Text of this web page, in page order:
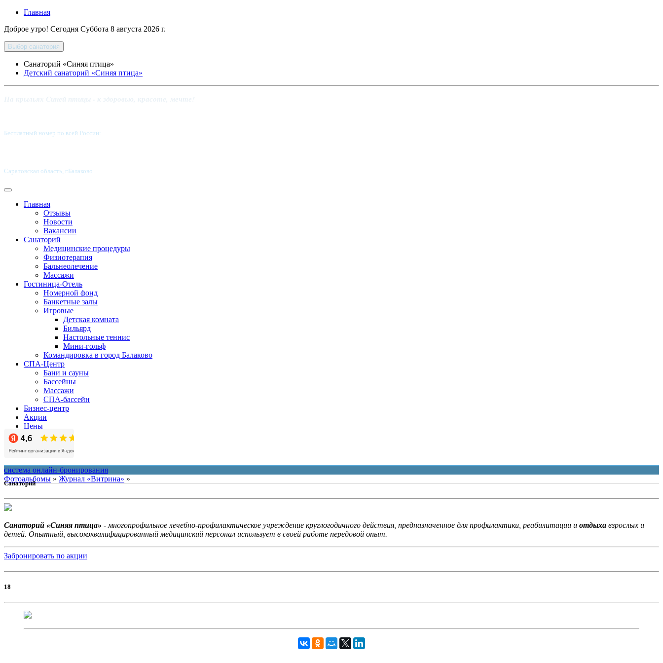
Главная
Доброе утро! Сегодня Суббота 8 августа 2026 г.
Выбор санатория
Санаторий «Синяя птица»
Детский санаторий «Синяя птица»
Бесплатный номер по всей России:
Саратовская область, г.Балаково
Главная
Отзывы
Новости
Вакансии
Санаторий
Медицинские процедуры
Физиотерапия
Бальнеолечение
Массажи
Гостиница-Отель
Номерной фонд
Банкетные залы
Игровые
Детская комната
Бильярд
Настольные теннис
Мини-гольф
Командировка в город Балаково
СПА-Центр
Бани и сауны
Бассейны
Массажи
СПА-бассейн
Бизнес-центр
Акции
Цены
Фото
Контакты
О нас
система онлайн-бронирования
Фотоальбомы » Журнал «Витрина» »
Санаторий
Санаторий «Синяя птица» - многопрофильное лечебно-профилактическое учреждение круглогодичного действия, предназначенное для профилактики, реабилитации и отдыха взрослых и
детей. Опытный, высококвалифицированный медицинский персонал использует в своей работе передовой опыт.
Забронировать по акции
18